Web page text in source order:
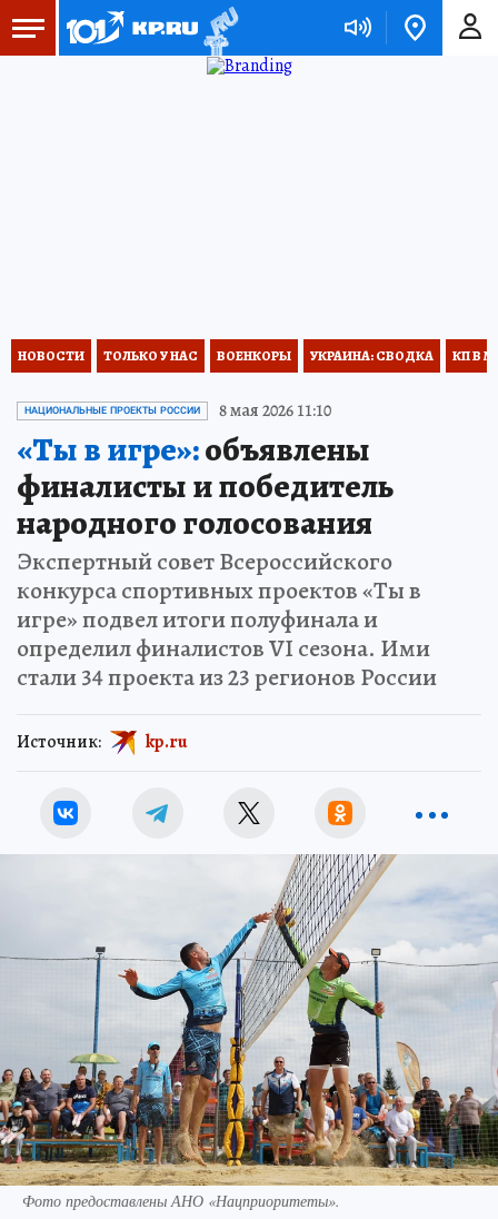
НОВОСТИ ТОЛЬКО У НАС ВОЕНКОРЫ УКРАИНА: СВОДКА КП В
НАЦИОНАЛЬНЫЕ ПРОЕКТЫ РОССИИ 8 мая 2026 11:10
«Ты в игре»:объявлены
финалисты и победитель
народного голосования
Экспертный совет Всероссийского
конкурса спортивных проектов «Ты в
игре» подвел итоги полуфинала и
определил финалистов VI сезона. Ими
стали 34 проекта из 23 регионов России
Источник: kp.ru
Фото предоставлены АНО «Нацприоритеты».